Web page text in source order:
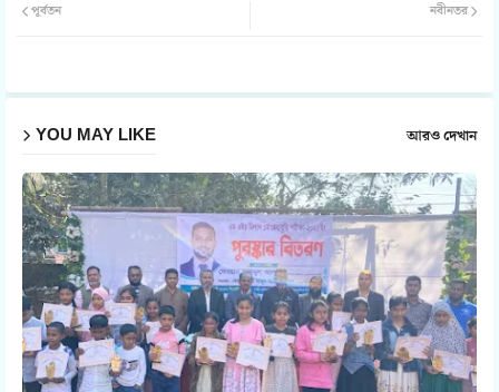
pp
নবীনতর
পূর্বতন
YOU MAY LIKE আরও দেখান